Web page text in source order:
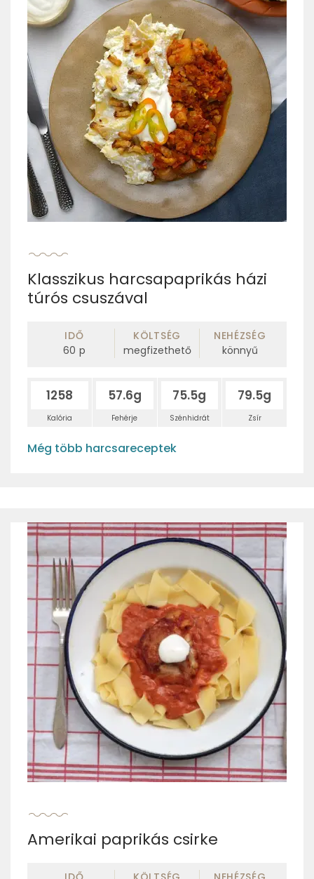
Klasszikus harcsapaprikás házi
túrós csuszával
IDŐ
60 p
KÖLTSÉG
megfizethető
NEHÉZSÉG
könnyű
1258
Kalória
57.6g
Fehérje
75.5g
Szénhidrát
79.5g
Zsír
Még több harcsareceptek
Amerikai paprikás csirke